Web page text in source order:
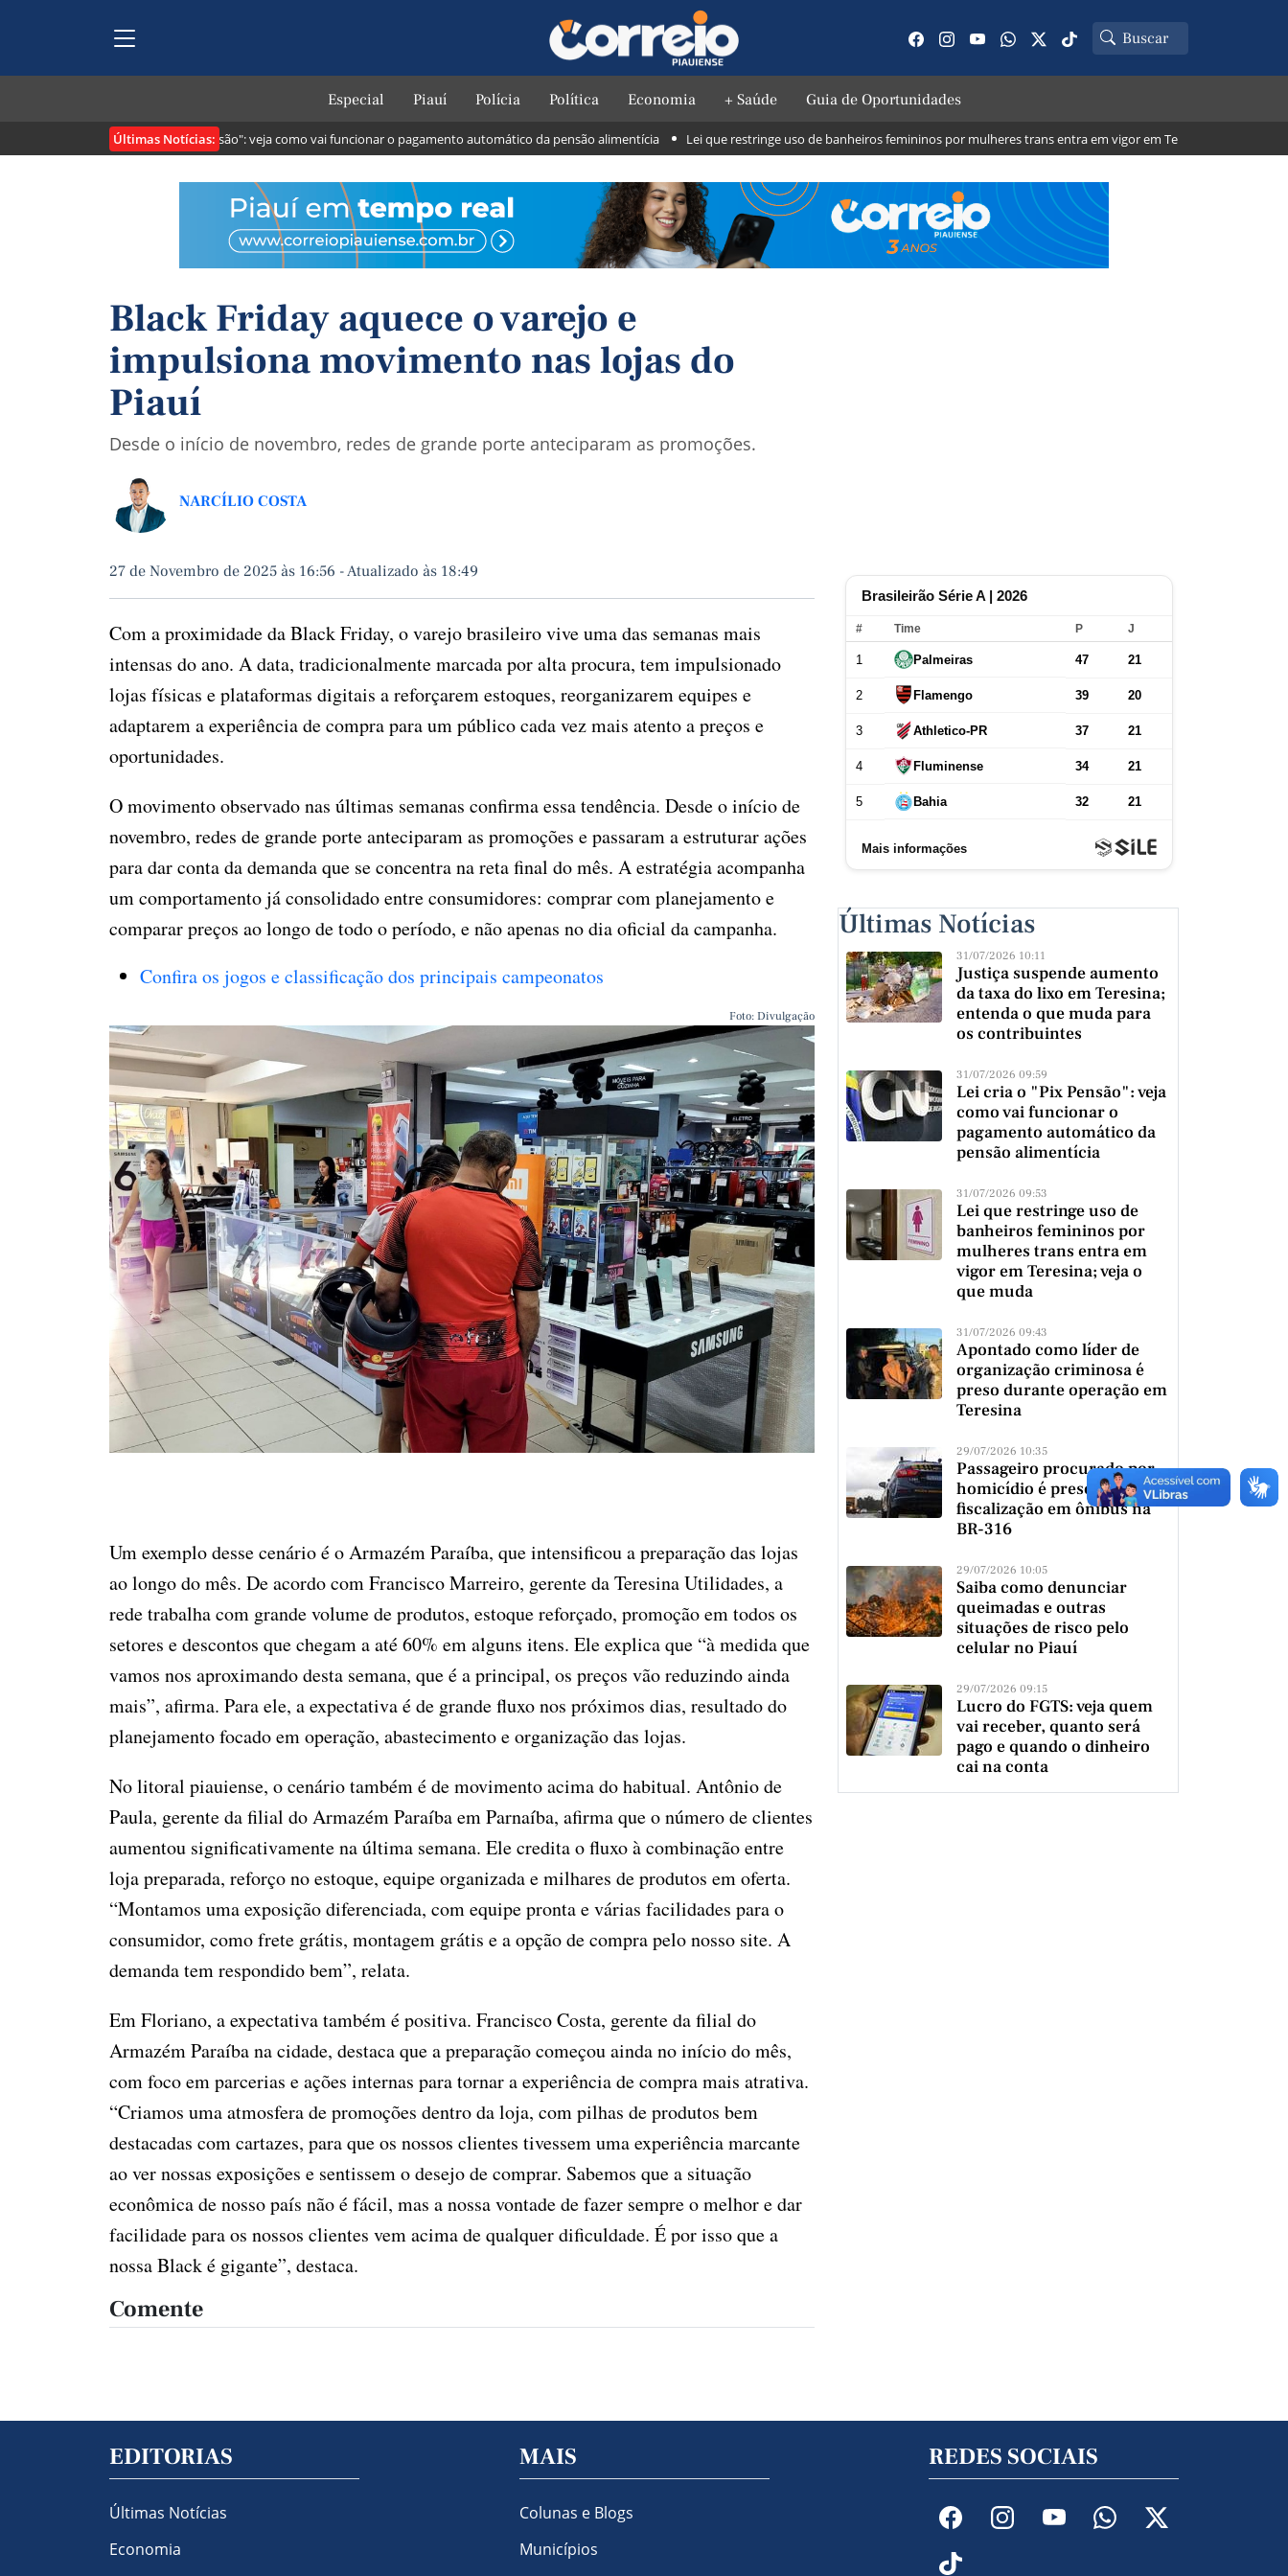
Especial Piauí Polícia Política Economia + Saúde Guia de Oportunidades
Últimas Notícias:
Lei cria o "Pix Pensão": veja como vai funcionar o pagamento automático da pensão alimentícia Lei que restringe uso de banheiros femininos por mulheres trans entra em vigor em Teresina; veja o que muda
Black Friday aquece o varejo e
impulsiona movimento nas lojas do
Piauí
Desde o início de novembro, redes de grande porte anteciparam as promoções.
NARCÍLIO COSTA
27 de Novembro de 2025 às 16:56 -Atualizado às 18:49
Com a proximidade da Black Friday, o varejo brasileiro vive uma das semanas mais
intensas do ano. A data, tradicionalmente marcada por alta procura, tem impulsionado
lojas físicas e plataformas digitais a reforçarem estoques, reorganizarem equipes e
adaptarem a experiência de compra para um público cada vez mais atento a preços e
oportunidades.
O movimento observado nas últimas semanas confirma essa tendência. Desde o início de
novembro, redes de grande porte anteciparam as promoções e passaram a estruturar ações
para dar conta da demanda que se concentra na reta final do mês. A estratégia acompanha
um comportamento já consolidado entre consumidores: comprar com planejamento e
comparar preços ao longo de todo o período, e não apenas no dia oficial da campanha.
Confira os jogos e classificação dos principais campeonatos
Foto: Divulgação
Um exemplo desse cenário é o Armazém Paraíba, que intensificou a preparação das lojas
ao longo do mês. De acordo com Francisco Marreiro, gerente da Teresina Utilidades, a
rede trabalha com grande volume de produtos, estoque reforçado, promoção em todos os
setores e descontos que chegam a até 60% em alguns itens. Ele explica que “à medida que
vamos nos aproximando desta semana, que é a principal, os preços vão reduzindo ainda
mais”, afirma. Para ele, a expectativa é de grande fluxo nos próximos dias, resultado do
planejamento focado em operação, abastecimento e organização das lojas.
No litoral piauiense, o cenário também é de movimento acima do habitual. Antônio de
Paula, gerente da filial do Armazém Paraíba em Parnaíba, afirma que o número de clientes
aumentou significativamente na última semana. Ele credita o fluxo à combinação entre
loja preparada, reforço no estoque, equipe organizada e milhares de produtos em oferta.
“Montamos uma exposição diferenciada, com equipe pronta e várias facilidades para o
consumidor, como frete grátis, montagem grátis e a opção de compra pelo nosso site. A
demanda tem respondido bem”, relata.
Em Floriano, a expectativa também é positiva. Francisco Costa, gerente da filial do
Armazém Paraíba na cidade, destaca que a preparação começou ainda no início do mês,
com foco em parcerias e ações internas para tornar a experiência de compra mais atrativa.
“Criamos uma atmosfera de promoções dentro da loja, com pilhas de produtos bem
destacadas com cartazes, para que os nossos clientes tivessem uma experiência marcante
ao ver nossas exposições e sentissem o desejo de comprar. Sabemos que a situação
econômica de nosso país não é fácil, mas a nossa vontade de fazer sempre o melhor e dar
facilidade para os nossos clientes vem acima de qualquer dificuldade. É por isso que a
nossa Black é gigante”, destaca.
Comente
Últimas Notícias
31/07/2026 10:11
Justiça suspende aumento
da taxa do lixo em Teresina;
entenda o que muda para
os contribuintes
31/07/2026 09:59
Lei cria o "Pix Pensão": veja
como vai funcionar o
pagamento automático da
pensão alimentícia
31/07/2026 09:53
Lei que restringe uso de
banheiros femininos por
mulheres trans entra em
vigor em Teresina; veja o
que muda
31/07/2026 09:43
Apontado como líder de
organização criminosa é
preso durante operação em
Teresina
29/07/2026 10:35
Passageiro procurado por
homicídio é preso durante
fiscalização em ônibus na
BR-316
29/07/2026 10:05
Saiba como denunciar
queimadas e outras
situações de risco pelo
celular no Piauí
29/07/2026 09:15
Lucro do FGTS: veja quem
vai receber, quanto será
pago e quando o dinheiro
cai na conta
EDITORIAS
Últimas Notícias
Economia
MAIS
Colunas e Blogs
Municípios
REDES SOCIAIS